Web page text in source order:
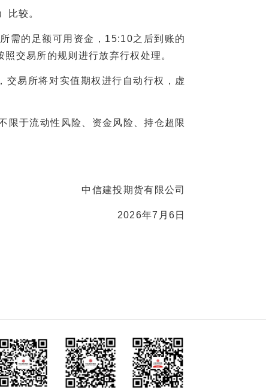
比较。
的足额可用资金，15:10之后到账的
交易所的规则进行放弃行权处理。
易所将对实值期权进行自动行权，虚
于流动性风险、资金风险、持仓超限
中信建投期货有限公司
2026年7月6日